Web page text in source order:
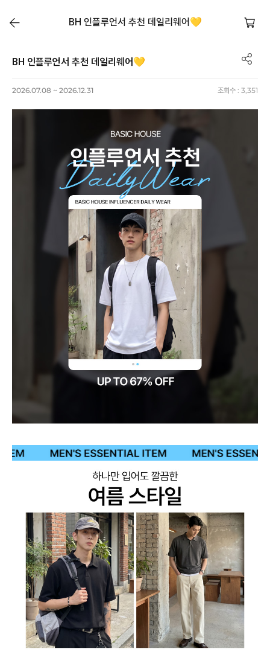
BH 인플루언서 추천 데일리웨어💛
BH 인플루언서 추천 데일리웨어💛
2026.07.08 ~ 2026.12.31 조회수 : 3,351